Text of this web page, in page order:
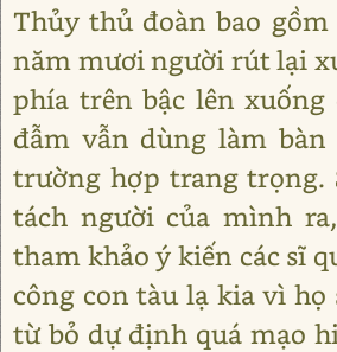
Thủy thủ đoàn bao
năm mươi người rút lại
phía trên bậc lên
đẫm vẫn dùng làm
trường hợp trang trọng.
tách người của mình
tham khảo ý kiến các sĩ
công con tàu lạ kia vì họ
từ bỏ dự định quá mạo